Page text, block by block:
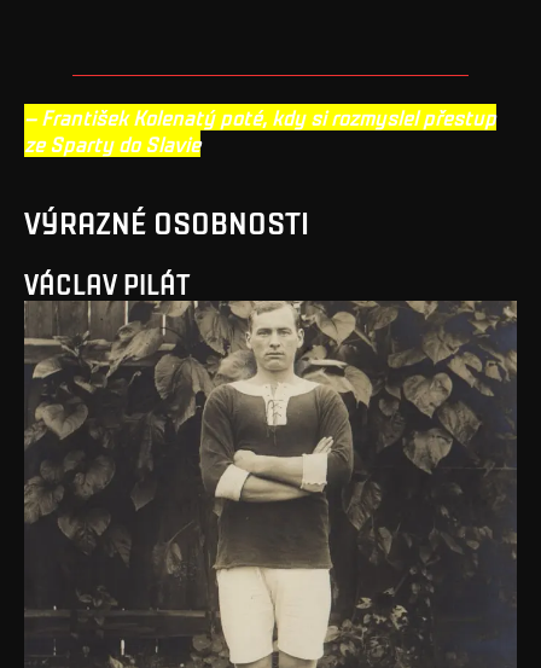
– František Kolenatý poté, kdy si rozmyslel přestup
ze Sparty do Slavie
VÝRAZNÉ OSOBNOSTI
VÁCLAV PILÁT